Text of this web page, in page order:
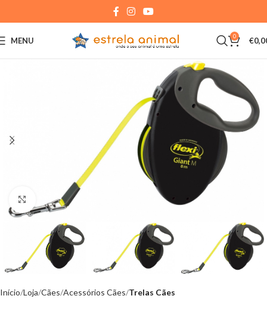
MENU 0 €
Click to enlarge
Início Loja Cães Acessórios Cães Trelas Cães